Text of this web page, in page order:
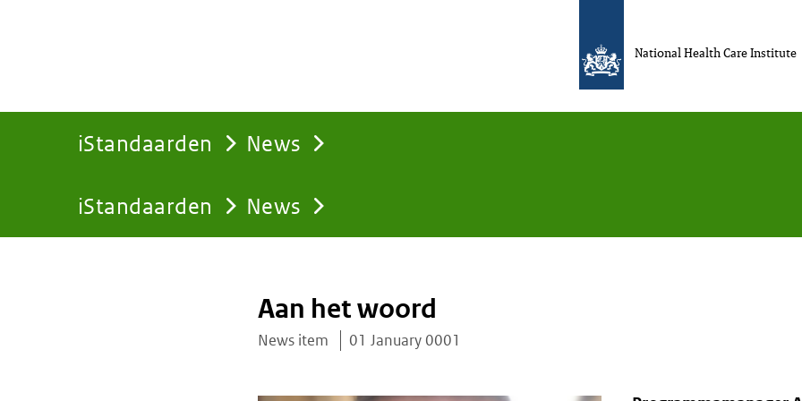
iStandaarden News
You
iStandaarden News
National Health Care Institute
Aan het woord
News item 01 January 0001